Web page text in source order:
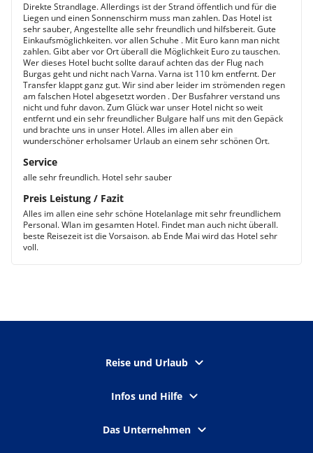
Direkte Strandlage. Allerdings ist der Strand öffentlich und für die
Liegen und einen Sonnenschirm muss man zahlen. Das Hotel ist
sehr sauber, Angestellte alle sehr freundlich und hilfsbereit. Gute
Einkaufsmöglichkeiten. vor allen Schuhe . Mit Euro kann man nicht
zahlen. Gibt aber vor Ort überall die Möglichkeit Euro zu tauschen.
Wer dieses Hotel bucht sollte darauf achten das der Flug nach
Burgas geht und nicht nach Varna. Varna ist 110 km entfernt. Der
Transfer klappt ganz gut. Wir sind aber leider im strömenden regen
am falschen Hotel abgesetzt worden . Der Busfahrer verstand uns
nicht und fuhr davon. Zum Glück war unser Hotel nicht so weit
entfernt und ein sehr freundlicher Bulgare half uns mit den Gepäck
und brachte uns in unser Hotel. Alles im allen aber ein
wunderschöner erholsamer Urlaub an einem sehr schönen Ort.
Service
alle sehr freundlich. Hotel sehr sauber
Preis Leistung / Fazit
Alles im allen eine sehr schöne Hotelanlage mit sehr freundlichem
Personal. Wlan im gesamten Hotel. Findet man auch nicht überall.
beste Reisezeit ist die Vorsaison. ab Ende Mai wird das Hotel sehr
voll.
Reise und Urlaub
Infos und Hilfe
Das Unternehmen